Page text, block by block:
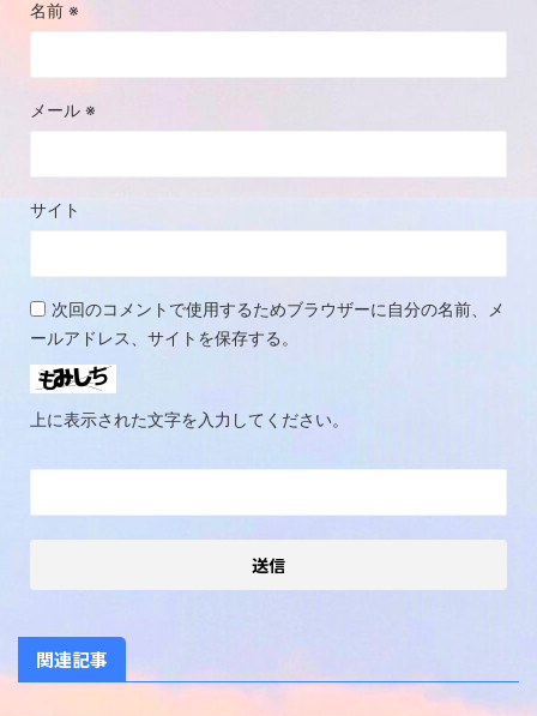
名前 ※
メール ※
サイト
次回のコメントで使用するためブラウザーに自分の名前、メ
ールアドレス、サイトを保存する。
上に表示された文字を入力してください。
関連記事